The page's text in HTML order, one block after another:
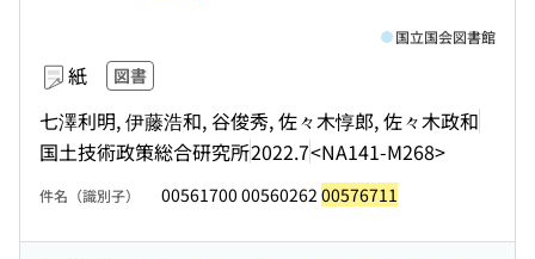
紙 図書
七澤利明, 伊藤浩和, 谷俊秀, 佐々木惇郎, 佐々木政和
国土技術政策総合研究所2022.7<NA141-M268>
国立国会図書館
件名（識別子） 00561700 00560262 00576711